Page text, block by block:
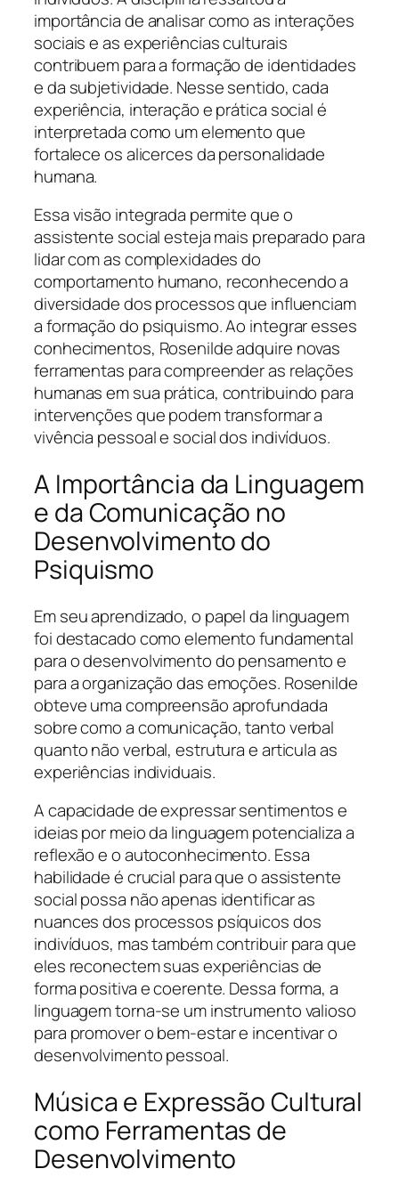
importância de analisar como as interações
sociais e as experiências culturais
contribuem para a formação de identidades
e da subjetividade. Nesse sentido, cada
experiência, interação e prática social é
interpretada como um elemento que
fortalece os alicerces da personalidade
humana.
Essa visão integrada permite que o
assistente social esteja mais preparado para
lidar com as complexidades do
comportamento humano, reconhecendo a
diversidade dos processos que influenciam
a formação do psiquismo. Ao integrar esses
conhecimentos, Rosenilde adquire novas
ferramentas para compreender as relações
humanas em sua prática, contribuindo para
intervenções que podem transformar a
vivência pessoal e social dos indivíduos.
A Importância da Linguagem
e da Comunicação no
Desenvolvimento do
Psiquismo
Em seu aprendizado, o papel da linguagem
foi destacado como elemento fundamental
para o desenvolvimento do pensamento e
para a organização das emoções. Rosenilde
obteve uma compreensão aprofundada
sobre como a comunicação, tanto verbal
quanto não verbal, estrutura e articula as
experiências individuais.
A capacidade de expressar sentimentos e
ideias por meio da linguagem potencializa a
reflexão e o autoconhecimento. Essa
habilidade é crucial para que o assistente
social possa não apenas identificar as
nuances dos processos psíquicos dos
indivíduos, mas também contribuir para que
eles reconectem suas experiências de
forma positiva e coerente. Dessa forma, a
linguagem torna-se um instrumento valioso
para promover o bem-estar e incentivar o
desenvolvimento pessoal.
Música e Expressão Cultural
como Ferramentas de
Desenvolvimento